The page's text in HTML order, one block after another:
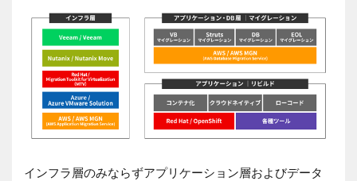
インフラ層のみならずアプリケーション層およびデータ